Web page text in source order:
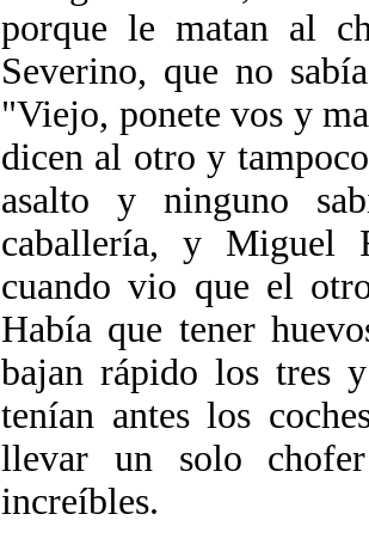
porque le matan al
Severino, que no
"Viejo, ponete vos y
dicen al otro y
asalto y ninguno
caballería, y Miguel
cuando vio que el
Había que tener
bajan rápido los tres
tenían antes los
llevar un solo
increíbles.